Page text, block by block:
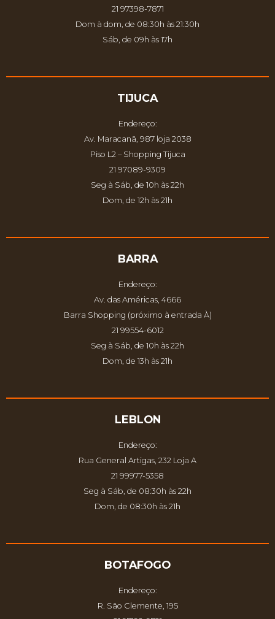
21 97398-7871
Dom à dom, de 08:30h às 21:30h
Sáb, de 09h às 17h
TIJUCA
Endereço:
Av. Maracanã, 987 loja 2038
Piso L2 – Shopping Tijuca
21 97089-9309
Seg à Sáb, de 10h às 22h
Dom, de 12h às 21h
BARRA
Endereço:
Av. das Américas, 4666
Barra Shopping (próximo à entrada À)
21 99554-6012
Seg à Sáb, de 10h às 22h
Dom, de 13h às 21h
LEBLON
Endereço:
Rua General Artigas, 232 Loja A
21 99977-5358
Seg à Sáb, de 08:30h às 22h
Dom, de 08:30h às 21h
BOTAFOGO
Endereço:
R. São Clemente, 195